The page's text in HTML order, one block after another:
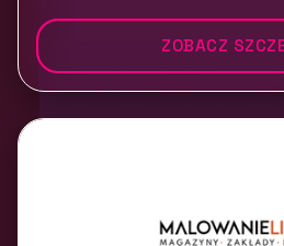
ZOBACZ